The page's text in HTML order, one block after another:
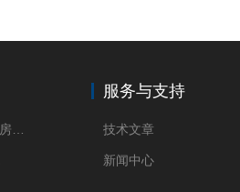
服务与支持
技术文章
新闻中心